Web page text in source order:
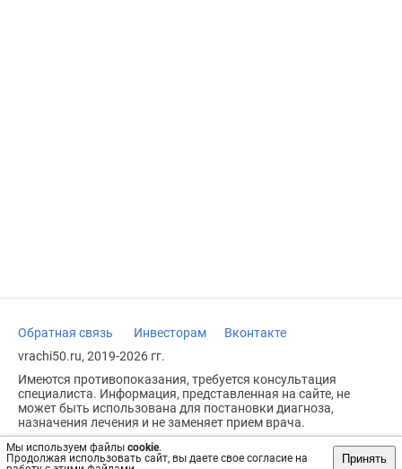
Мы используем файлы cookie.
Продолжая использовать сайт, вы даете свое согласие на
Принять
Обратная связь Инвесторам
Вконтакте
vrachi50.ru, 2019-2026 гг.
Имеются противопоказания, требуется консультация
специалиста. Информация, представленная на сайте, не
может быть использована для постановки диагноза,
назначения лечения и не заменяет прием врача.
Возрастное ограничение: 18+